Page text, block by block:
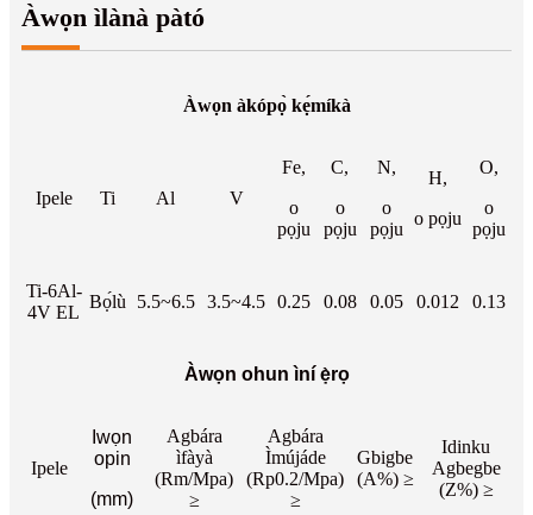
Àwọn ìlànà pàtó
Àwọn àkópọ̀ kẹ́míkà
Ipele Ti Al V
Fe,
o
pọju
C,
o
pọju
N,
o
pọju
H,
o pọju
O,
o
pọju
Ti-6Al-
4V EL
Bọ́lù 5.5~6.5 3.5~4.5 0.25 0.08 0.05 0.012 0.13
Àwọn ohun ìní ẹ̀rọ
Ipele
Iwọn
opin
(mm)
Agbára
ìfàyà
(Rm/Mpa)
≥
Agbára
Ìmújáde
(Rp0.2/Mpa)
≥
Gbigbe
(A%) ≥
Idinku
Agbegbe
(Z%) ≥